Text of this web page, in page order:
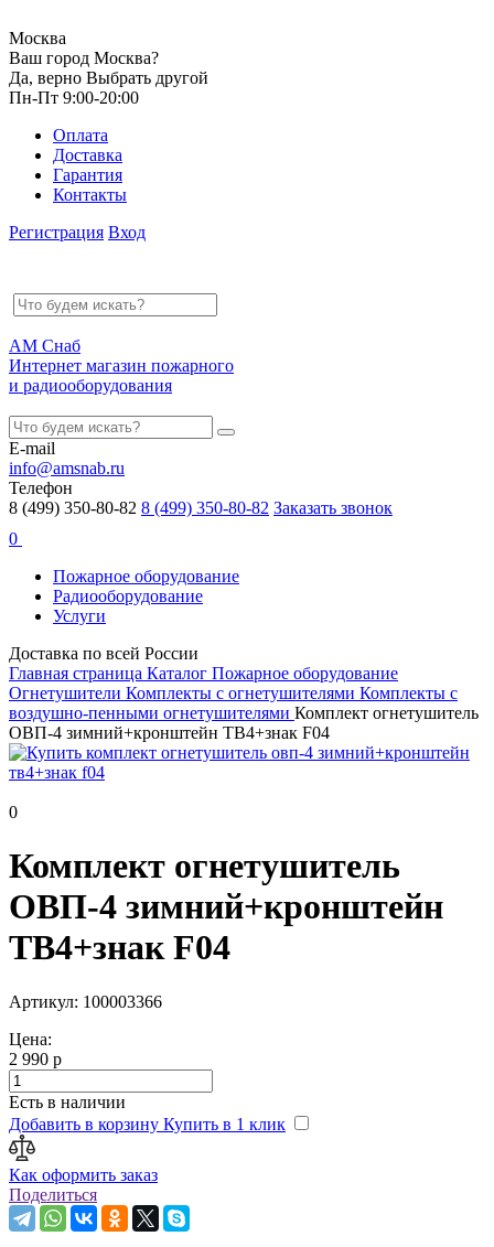
Москва
Ваш город Москва?
Да, верно Выбрать другой
Пн-Пт 9:00-20:00
Оплата
Доставка
Гарантия
Контакты
Регистрация Вход
АМ Снаб
Интернет магазин пожарного
и радиооборудования
E-mail
info@amsnab.ru
Телефон
8 (499) 350-80-82 8 (499) 350-80-82 Заказать звонок
0
Пожарное оборудование
Радиооборудование
Услуги
Доставка по всей России
Главная страница Каталог Пожарное оборудование
Огнетушители Комплекты c огнетушителями Комплекты с
воздушно-пенными огнетушителями Комплект огнетушитель
ОВП-4 зимний+кронштейн ТВ4+знак F04
0
Комплект огнетушитель
ОВП-4 зимний+кронштейн
ТВ4+знак F04
Артикул: 100003366
Цена:
2 990 р
Есть в наличии
Добавить в корзину Купить в 1 клик
Как оформить заказ
Поделиться